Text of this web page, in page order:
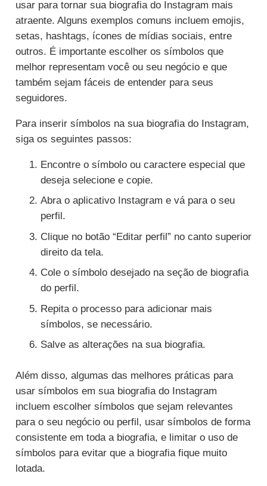
usar para tornar sua biografia do Instagram mais
atraente. Alguns exemplos comuns incluem emojis,
setas, hashtags, ícones de mídias sociais, entre
outros. É importante escolher os símbolos que
melhor representam você ou seu negócio e que
também sejam fáceis de entender para seus
seguidores.
Para inserir símbolos na sua biografia do Instagram,
siga os seguintes passos:
Encontre o símbolo ou caractere especial que
deseja selecione e copie.
Abra o aplicativo Instagram e vá para o seu
perfil.
Clique no botão “Editar perfil” no canto superior
direito da tela.
Cole o símbolo desejado na seção de biografia
do perfil.
Repita o processo para adicionar mais
símbolos, se necessário.
Salve as alterações na sua biografia.
Além disso, algumas das melhores práticas para
usar símbolos em sua biografia do Instagram
incluem escolher símbolos que sejam relevantes
para o seu negócio ou perfil, usar símbolos de forma
consistente em toda a biografia, e limitar o uso de
símbolos para evitar que a biografia fique muito
lotada.